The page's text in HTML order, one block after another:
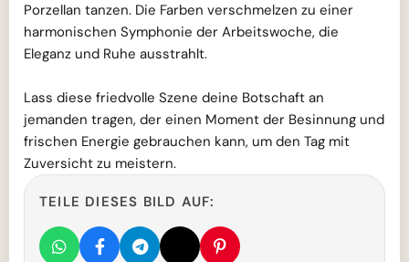
Porzellan tanzen. Die Farben verschmelzen zu einer
harmonischen Symphonie der Arbeitswoche, die
Eleganz und Ruhe ausstrahlt.
Lass diese friedvolle Szene deine Botschaft an
jemanden tragen, der einen Moment der Besinnung und
frischen Energie gebrauchen kann, um den Tag mit
Zuversicht zu meistern.
TEILE DIESES BILD AUF: